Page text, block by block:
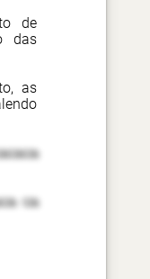
de
das
as
ca